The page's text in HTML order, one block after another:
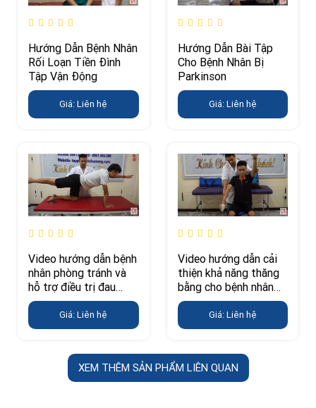
Hướng Dẫn Bệnh Nhân
Rối Loạn Tiền Đình
Tập Vận Động
Giá: Liên hệ
Hướng Dẫn Bài Tập
Cho Bệnh Nhân Bị
Parkinson
Giá: Liên hệ
Video hướng dẫn bệnh
nhân phòng tránh và
hỗ trợ điều trị đau
lưng
Giá: Liên hệ
Video hướng dẫn cải
thiện khả năng thăng
bằng cho bệnh nhân
tai biến
Giá: Liên hệ
XEM THÊM SẢN PHẨM LIÊN QUAN